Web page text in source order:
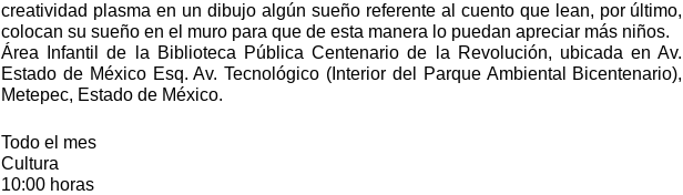
creatividad plasma en un dibujo algún sueño referente al cuento que lean, por último,
colocan su sueño en el muro para que de esta manera lo puedan apreciar más niños.
Área Infantil de la Biblioteca Pública Centenario de la Revolución, ubicada en Av.
Estado de México Esq. Av. Tecnológico (Interior del Parque Ambiental Bicentenario),
Metepec, Estado de México.
Todo el mes
Cultura
10:00 horas